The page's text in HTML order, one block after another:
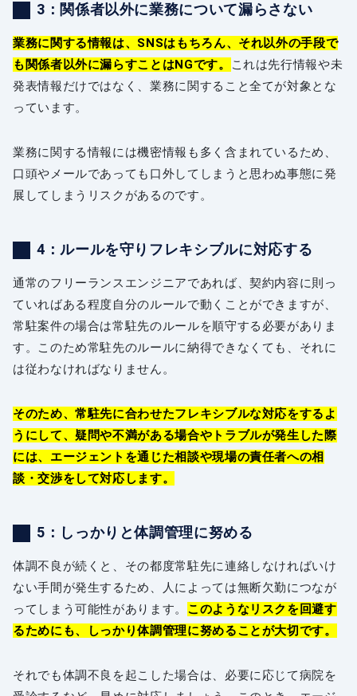
3：関係者以外に業務について漏らさない
業務に関する情報は、SNSはもちろん、それ以外の手段で
も関係者以外に漏らすことはNGです。
これは先行情報や未
発表情報だけではなく、業務に関すること全てが対象とな
っています。
業務に関する情報には機密情報も多く含まれているため、
口頭やメールであっても口外してしまうと思わぬ事態に発
展してしまうリスクがあるのです。
4：ルールを守りフレキシブルに対応する
通常のフリーランスエンジニアであれば、契約内容に則っ
ていればある程度自分のルールで動くことができますが、
常駐案件の場合は常駐先のルールを順守する必要がありま
す。このため常駐先のルールに納得できなくても、それに
は従わなければなりません。
そのため、常駐先に合わせたフレキシブルな対応をするよ
うにして、疑問や不満がある場合やトラブルが発生した際
には、エージェントを通じた相談や現場の責任者への相
談・交渉をして対応します。
5：しっかりと体調管理に努める
体調不良が続くと、その都度常駐先に連絡しなければいけ
ない手間が発生するため、人によっては無断欠勤につなが
ってしまう可能性があります。 このようなリスクを回避す
るためにも、しっかり体調管理に努めることが大切です。
それでも体調不良を起こした場合は、必要に応じて病院を